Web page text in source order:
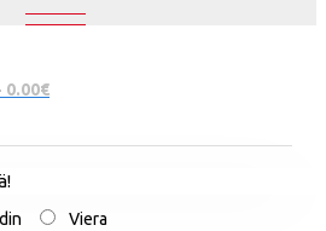
0.00€
Viera